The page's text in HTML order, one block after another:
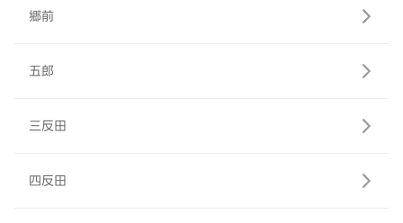
郷前
五郎
三反田
四反田